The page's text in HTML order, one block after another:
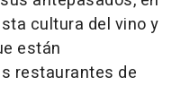
cultura del vino y
están
restaurantes de